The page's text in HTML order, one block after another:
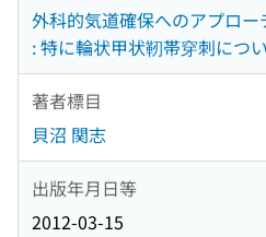
外科的気道確保へのアプロ
: 特に輪状甲状靭帯穿刺につ
著者標目
貝沼 関志
出版年月日等
2012-03-15